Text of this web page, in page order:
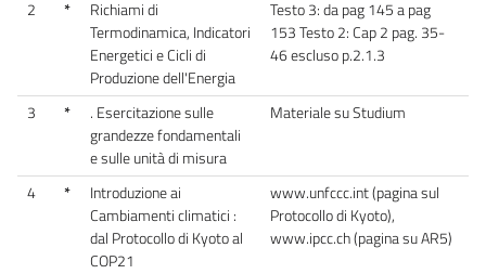
2 *
Richiami di
Termodinamica, Indicatori
Energetici e Cicli di
Produzione dell'Energia
Testo 3: da pag 145 a pag
153 Testo 2: Cap 2 pag. 35-
46 escluso p.2.1.3
3 *
. Esercitazione sulle
grandezze fondamentali
e sulle unità di misura
Materiale su Studium
4 *
Introduzione ai
Cambiamenti climatici :
dal Protocollo di Kyoto al
COP21
www.unfccc.int (pagina sul
Protocollo di Kyoto),
www.ipcc.ch (pagina su AR5)